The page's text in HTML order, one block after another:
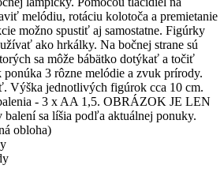
melódiu, rotáciu kolotoča a premietanie
možno spustiť aj samostatne. Figúrky
ako hrkálky. Na bočnej strane sú
sa môže bábätko dotýkať a točiť
3 rôzne melódie a zvuk prírody.
Výška jednotlivých figúrok cca 10 cm.
- 3 x AA 1,5. OBRÁZOK JE LEN
sa líšia podľa aktuálnej ponuky.
obloha)